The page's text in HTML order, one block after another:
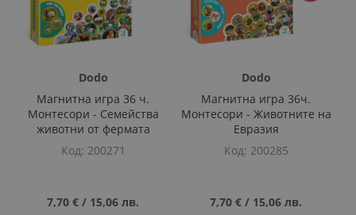
Dodo
Магнитна игра 36 ч.
Монтесори - Семейства
животни от фермата
Код 200271
7,70 € ‎/‎ 15,06 лв.
Dodo
Магнитна игра 36ч.
Монтесори - Животните на
Евразия
Код 200285
7,70 € ‎/‎ 15,06 лв.